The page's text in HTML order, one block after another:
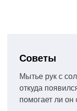
Советы
Мытье рук с
откуда
помогает ли он